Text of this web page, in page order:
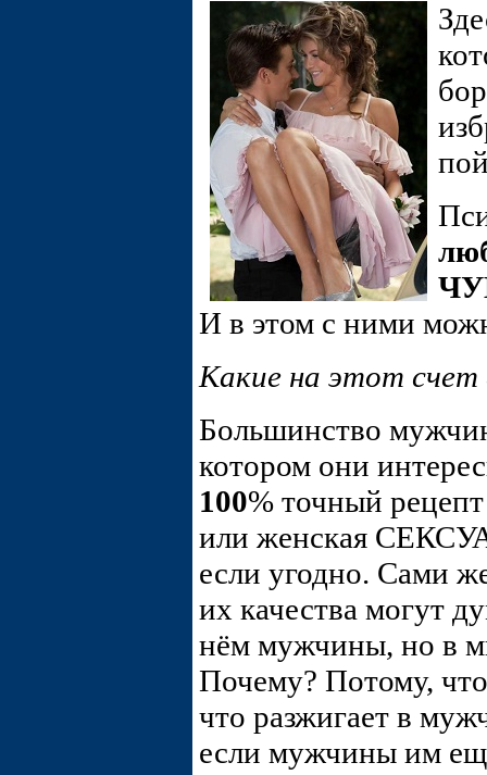
И в этом с ними
Какие на этот
Большинство
котором они
100% точный
или женская
если угодно. Сами
их качества могут
нём мужчины, но в
Почему? Потому,
что разжигает в
если мужчины им